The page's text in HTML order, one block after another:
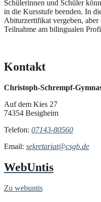
Schülerinnen und Schüler
in die Kursstufe beenden. In
Abiturzertifikat vergeben,
Teilnahme am bilingualen
Kontakt
Christoph-Schrempf-
Auf dem Kies 27
74354 Besigheim
Telefon: 07143-80560
Email: sekretariat@csgb.de
WebUntis
Zu webuntis